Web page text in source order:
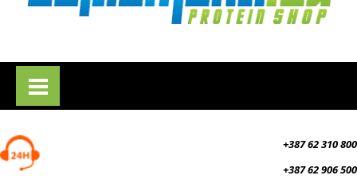
+387 62 310 800
+387 62 906 500